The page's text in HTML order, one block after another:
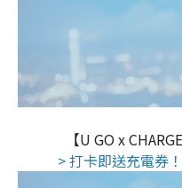
【U GO x
> 打卡即送充電券